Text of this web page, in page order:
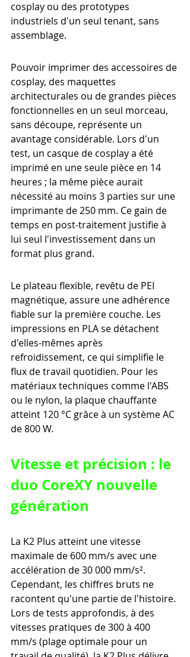
cosplay ou des prototypes
industriels d'un seul tenant, sans
assemblage.
Pouvoir imprimer des accessoires de
cosplay, des maquettes
architecturales ou de grandes pièces
fonctionnelles en un seul morceau,
sans découpe, représente un
avantage considérable. Lors d'un
test, un casque de cosplay a été
imprimé en une seule pièce en 14
heures ; la même pièce aurait
nécessité au moins 3 parties sur une
imprimante de 250 mm. Ce gain de
temps en post-traitement justifie à
lui seul l'investissement dans un
format plus grand.
Le plateau flexible, revêtu de PEI
magnétique, assure une adhérence
fiable sur la première couche. Les
impressions en PLA se détachent
d'elles-mêmes après
refroidissement, ce qui simplifie le
flux de travail quotidien. Pour les
matériaux techniques comme l'ABS
ou le nylon, la plaque chauffante
atteint 120 °C grâce à un système AC
de 800 W.
Vitesse et précision : le
duo CoreXY nouvelle
génération
La K2 Plus atteint une vitesse
maximale de 600 mm/s avec une
accélération de 30 000 mm/s².
Cependant, les chiffres bruts ne
racontent qu'une partie de l'histoire.
Lors de tests approfondis, à des
vitesses pratiques de 300 à 400
mm/s (plage optimale pour un